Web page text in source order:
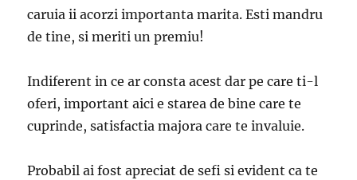
caruia ii acorzi importanta marita. Esti mandru
de tine, si meriti un premiu!
Indiferent in ce ar consta acest dar pe care ti-l
oferi, important aici e starea de bine care te
cuprinde, satisfactia majora care te invaluie.
Probabil ai fost apreciat de sefi si evident ca te